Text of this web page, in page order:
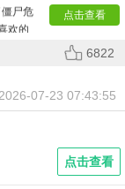
点击查看
尸危
欢的
6822
2026-07-23 07:43:55
点击查看